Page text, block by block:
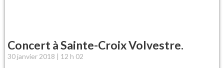
Concert à Sainte-Croix Volvestre.
30 janvier 2018 12 h 02